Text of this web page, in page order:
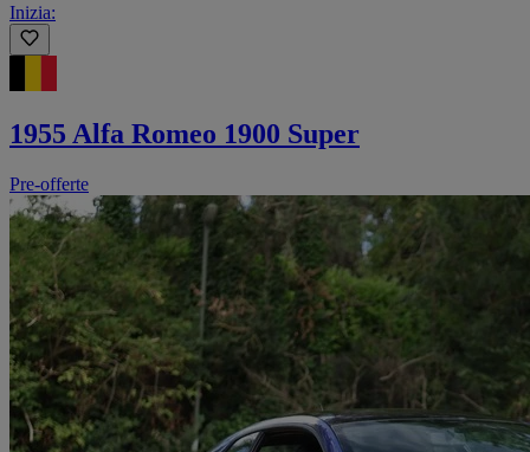
Inizia:
1955 Alfa Romeo 1900 Super
Pre-offerte